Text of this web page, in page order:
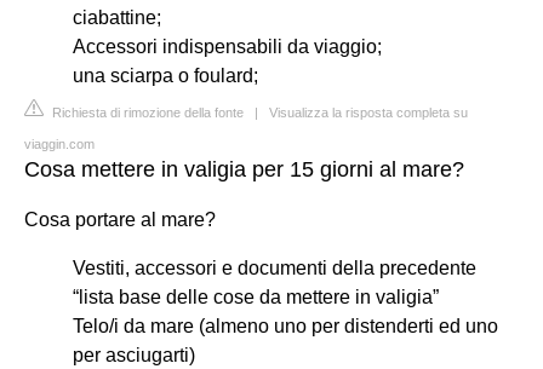
ciabattine;
Accessori indispensabili da viaggio;
una sciarpa o foulard;
Richiesta di rimozione della fonte | Visualizza la risposta completa su
viaggin.com
Cosa mettere in valigia per 15 giorni al mare?
Cosa portare al mare?
Vestiti, accessori e documenti della precedente
“lista base delle cose da mettere in valigia”
Telo/i da mare (almeno uno per distenderti ed uno
per asciugarti)